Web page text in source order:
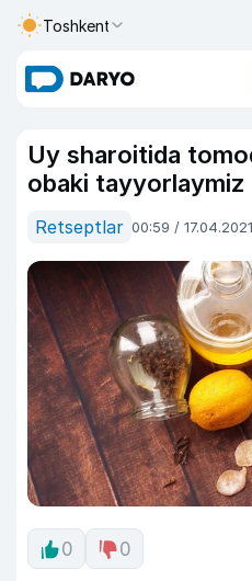
Toshkent
Uy sharoitida
obaki tayyorlaymiz
Retseptlar 00:59 / 17.04.2021
0 0